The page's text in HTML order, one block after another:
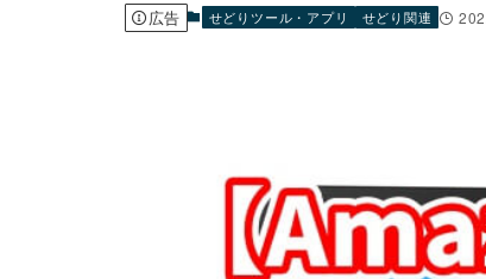
広告 せどりツール・アプリ せどり関連